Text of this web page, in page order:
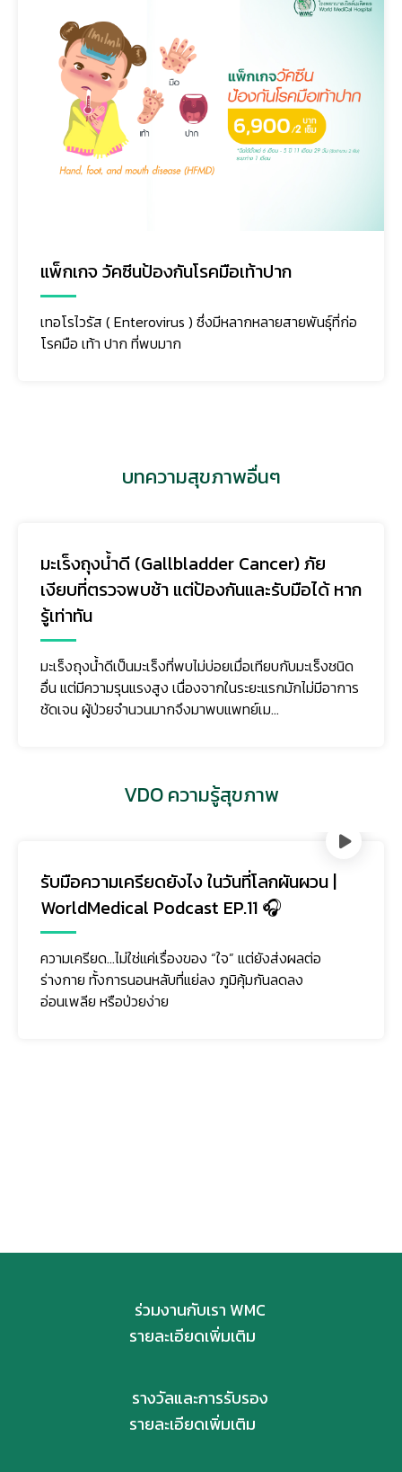
แพ็กเกจ วัคซีนป้องกันโรคมือเท้าปาก
เทอโรไวรัส ( Enterovirus ) ซึ่งมีหลากหลายสายพันธุ์ที่ก่อ
โรคมือ เท้า ปาก ที่พบมาก
บทความสุขภาพอื่นๆ
มะเร็งถุงน้ำดี (Gallbladder Cancer) ภัย
เงียบที่ตรวจพบช้า แต่ป้องกันและรับมือได้ หาก
รู้เท่าทัน
มะเร็งถุงน้ำดีเป็นมะเร็งที่พบไม่บ่อยเมื่อเทียบกับมะเร็งชนิด
อื่น แต่มีความรุนแรงสูง เนื่องจากในระยะแรกมักไม่มีอาการ
ชัดเจน ผู้ป่วยจำนวนมากจึงมาพบแพทย์เม...
VDO ความรู้สุขภาพ
รับมือความเครียดยังไง ในวันที่โลกผันผวน |
WorldMedical Podcast EP.11 🎧
ความเครียด…ไม่ใช่แค่เรื่องของ “ใจ” แต่ยังส่งผลต่อ
ร่างกาย ทั้งการนอนหลับที่แย่ลง ภูมิคุ้มกันลดลง
อ่อนเพลีย หรือป่วยง่าย
ร่วมงานกับเรา WMC
รายละเอียดเพิ่มเติม
รางวัลและการรับรอง
รายละเอียดเพิ่มเติม